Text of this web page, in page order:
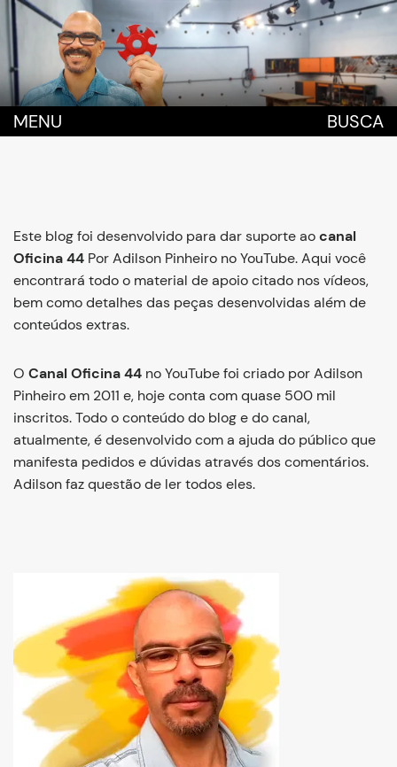
MENU BUSCA
Este blog foi desenvolvido para dar suporte aocanal
Oficina 44 Por Adilson Pinheiro no YouTube. Aqui você
encontrará todo o material de apoio citado nos vídeos,
bem como detalhes das peças desenvolvidas além de
conteúdos extras.
O Canal Oficina 44 noYouTubefoi criado por Adilson
Pinheiro em 2011 e, hoje conta com quase 500 mil
inscritos. Todo o conteúdo do blog e do canal,
atualmente, é desenvolvido com a ajuda do público que
manifesta pedidos e dúvidas através dos comentários.
Adilson faz questão de ler todos eles.